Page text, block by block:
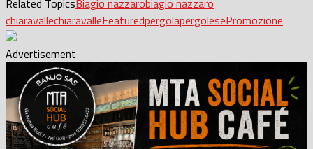
chiaravallechiaravalleFeaturedpergolapergolesePromozione
Advertisement